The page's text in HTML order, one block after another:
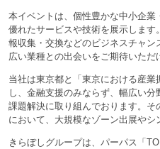
本イベントは、個性豊かな中小企業
優れたサービスや技術を展示しま
報収集・交換などのビジネスチャ
広い業種との出会いをご期待いただ
当社は東京都と「東京における産
し、金融支援のみならず、幅広い
課題解決に取り組んでおります。そ
において、大規模なゾーン出展やシ
きらぼしグループは、パーパス「